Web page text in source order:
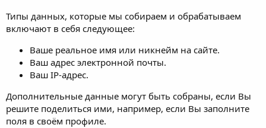
Типы данных, которые мы собираем и обрабатываем
включают в себя следующее:
Ваше реальное имя или никнейм на сайте.
Ваш адрес электронной почты.
Ваш IP-адрес.
Дополнительные данные могут быть собраны, если Вы
решите поделиться ими, например, если Вы заполните
поля в своём профиле.